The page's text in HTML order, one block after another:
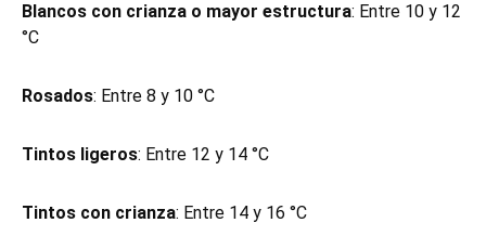
Blancos con crianza o mayor estructura: Entre 10 y 12
°C
Rosados: Entre 8 y 10 °C
Tintos ligeros: Entre 12 y 14 °C
Tintos con crianza: Entre 14 y 16 °C